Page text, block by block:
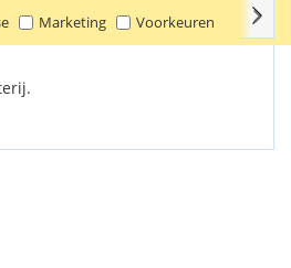
Marketing Voorkeuren
Reviews